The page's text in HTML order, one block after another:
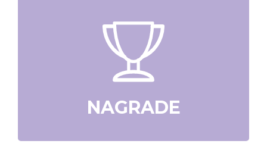
NAGRADE